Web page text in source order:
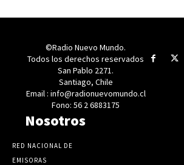
©Radio Nuevo Mundo.
Todos los derechos reservados
San Pablo 2271.
Santiago, Chile
Email : info@radionuevomundo.cl
Fono: 56 2 6883175
Nosotros
RED NACIONAL DE
EMISORAS